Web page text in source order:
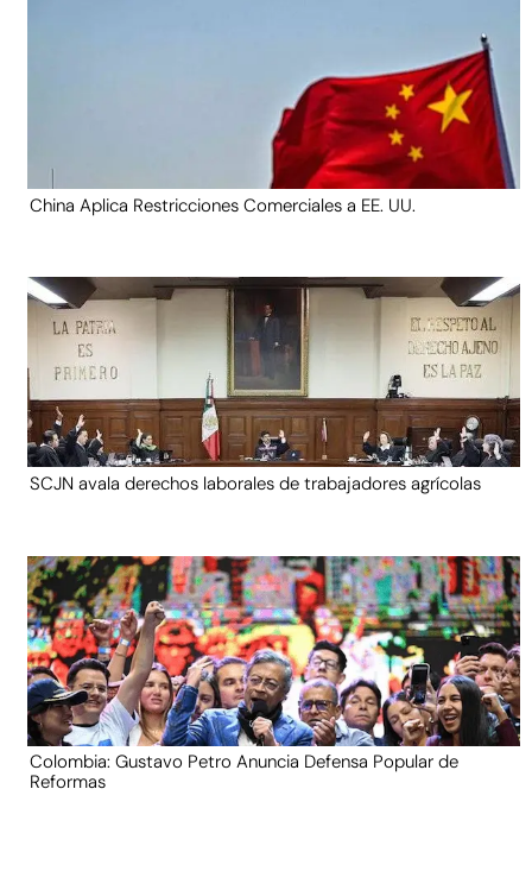
China Aplica Restricciones Comerciales a EE. UU.
SCJN avala derechos laborales de trabajadores agrícolas
Colombia: Gustavo Petro Anuncia Defensa Popular de
Reformas